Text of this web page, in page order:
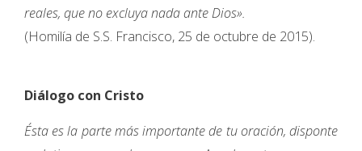
reales, que no excluya nada ante Dios».
(Homilía de S.S. Francisco, 25 de octubre de 2015).
Diálogo con Cristo
Ésta es la parte más importante de tu oración, disponte